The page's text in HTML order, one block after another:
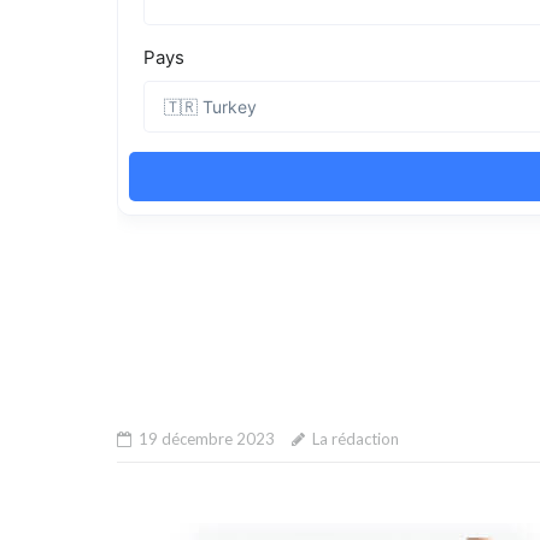
19 décembre 2023 La rédaction